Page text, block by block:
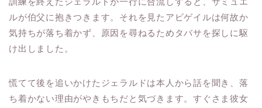
ルが伯父に抱きつきます。それを見たアビゲイルは何故か
気持ちが落ち着かず、原因を尋ねるためタバサを探しに駆
け出しました。
慌てて後を追いかけたジェラルドは本人から話を聞き、落
ち着かない理由がやきもちだと気づきます。すぐさま彼女